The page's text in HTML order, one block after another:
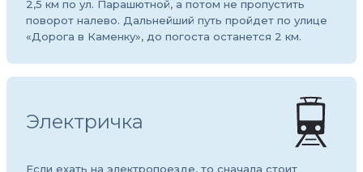
2,5 км по ул. Парашютной, а потом не пропустить
поворот налево. Дальнейший путь пройдет по улице
«Дорога в Каменку», до погоста останется 2 км.
Электричка
Если ехать на электропоезде, то сначала стоит